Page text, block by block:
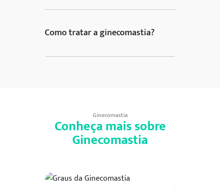
Como tratar a ginecomastia?
Ginecomastia
Conheça mais sobre
Ginecomastia